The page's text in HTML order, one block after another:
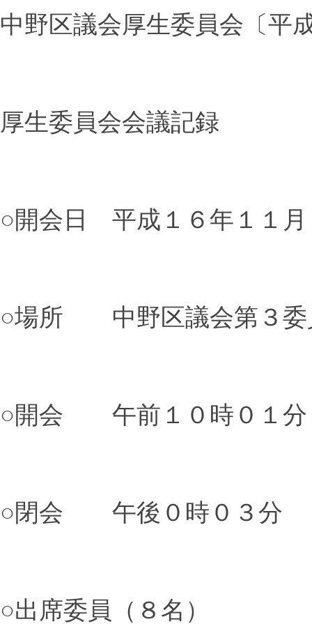
中野区議会厚生委員会〔平
厚生委員会会議記録
○開会日 平成１６年１１月
○場所 中野区議会第３委
○開会 午前１０時０１分
○閉会 午後０時０３分
○出席委員（８名）